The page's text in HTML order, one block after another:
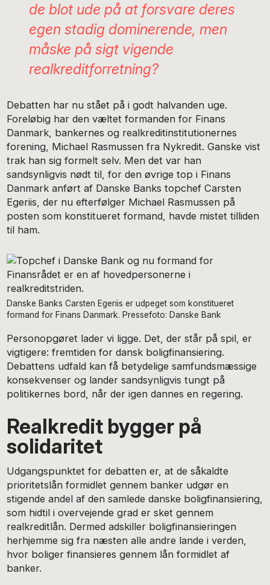
de blot ude på at forsvare deres
egen stadig dominerende, men
måske på sigt vigende
realkreditforretning?
Debatten har nu stået på i godt halvanden uge.
Foreløbig har den væltet formanden for Finans
Danmark, bankernes og realkreditinstitutionernes
forening, Michael Rasmussen fra Nykredit. Ganske vist
trak han sig formelt selv. Men det var han
sandsynligvis nødt til, for den øvrige top i Finans
Danmark anført af Danske Banks topchef Carsten
Egeriis, der nu efterfølger Michael Rasmussen på
posten som konstitueret formand, havde mistet tilliden
til ham.
Danske Banks Carsten Egeriis er udpeget som konstitueret
formand for Finans Danmark. Pressefoto: Danske Bank
Personopgøret lader vi ligge. Det, der står på spil, er
vigtigere: fremtiden for dansk boligfinansiering.
Debattens udfald kan få betydelige samfundsmæssige
konsekvenser og lander sandsynligvis tungt på
politikernes bord, når der igen dannes en regering.
Realkredit bygger på
solidaritet
Udgangspunktet for debatten er, at de såkaldte
prioritetslån formidlet gennem banker udgør en
stigende andel af den samlede danske boligfinansiering,
som hidtil i overvejende grad er sket gennem
realkreditlån. Dermed adskiller boligfinansieringen
herhjemme sig fra næsten alle andre lande i verden,
hvor boliger finansieres gennem lån formidlet af
banker.